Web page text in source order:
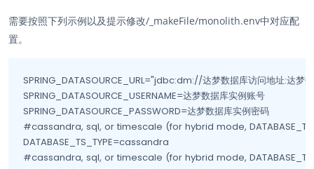
需要按照下列示例以及提示修改/_makeFile/monolith.env中对应配
置。
SPRING_DATASOURCE_URL="jdbc:dm://达梦数据库访问地址:达梦
SPRING_DATASOURCE_USERNAME=达梦数据库实例账号
SPRING_DATASOURCE_PASSWORD=达梦数据库实例密码
#cassandra, sql, or timescale (for hybrid mode,
DATABASE_TS_TYPE=cassandra
#cassandra, sql, or timescale (for hybrid mode,